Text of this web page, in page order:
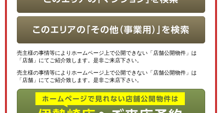
売主様の事情等によりホームページ上で公開できない「店舗公開物件」は
「店舗」にてご紹介致します。是非ご来店下さい。
売主様の事情等によりホームページ上で公開できない「店舗公開物件」は
「店舗」にてご紹介致します。是非ご来店下さい。